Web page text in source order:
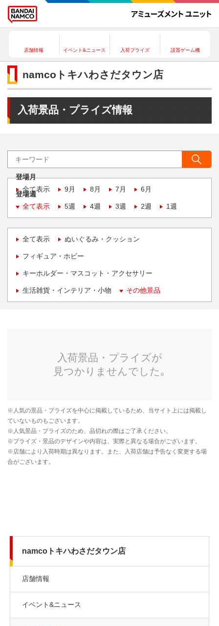
店舗情報 イベント&ニュース 入荷プライズ 設置ゲーム機
namcoトキハわさだタウン店
入荷景品・プライズ情報
登場月
全て表示
9月 8月 7月 6月
登場週
全て表示
5週 4週 3週 2週 1週
全て表示 ぬいぐるみ・クッション
フィギュア・ホビー
キーホルダー・マスコット・アクセサリー
生活雑貨・インテリア・小物 その他景品
namcoトキハわさだタウン店
店舗情報
イベント&ニュース